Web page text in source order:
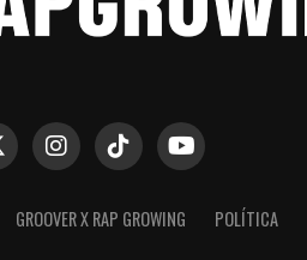
GROOVER X RAP GROWING POLÍTICA